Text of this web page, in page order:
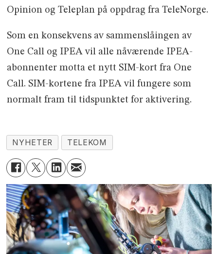
Opinion og Teleplan på oppdrag fra TeleNorge.
Som en konsekvens av sammenslåingen av
One Call og IPEA vil alle nåværende IPEA-
abonnenter motta et nytt SIM-kort fra One
Call. SIM-kortene fra IPEA vil fungere som
normalt fram til tidspunktet for aktivering.
NYHETER TELEKOM